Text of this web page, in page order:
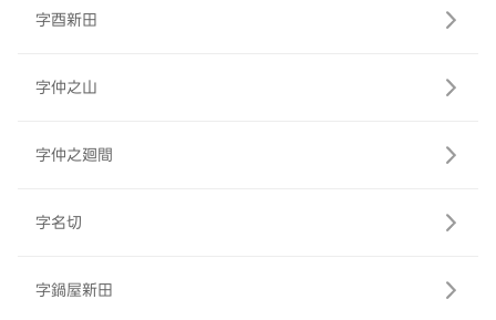
字酉新田
字仲之山
字仲之廻間
字名切
字鍋屋新田